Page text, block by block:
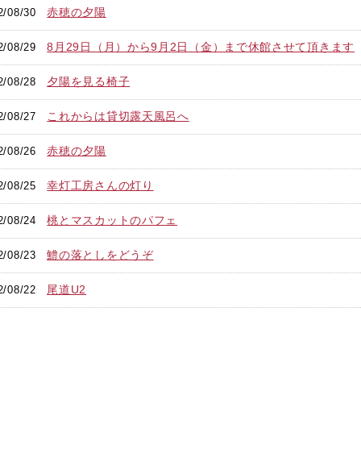
08/30赤穂の夕陽
08/298月29日（月）から9月2日（金）まで休館させて頂きます
08/28 夕陽を見る椅子
08/27 これからは貸切露天風呂へ
08/26赤穂の夕陽
08/25幸灯工房さんの灯り
08/24桃とマスカットのパフェ
08/23鱧の落としをどうぞ
08/22 尾道U2